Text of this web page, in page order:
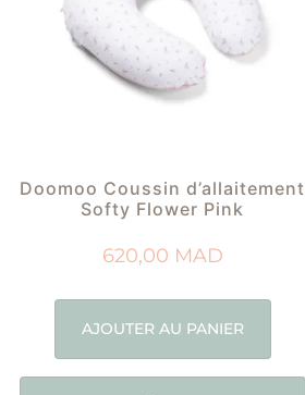
Doomoo Coussin d’allaitement
Softy Flower Pink
620,00 MAD
AJOUTER AU PANIER